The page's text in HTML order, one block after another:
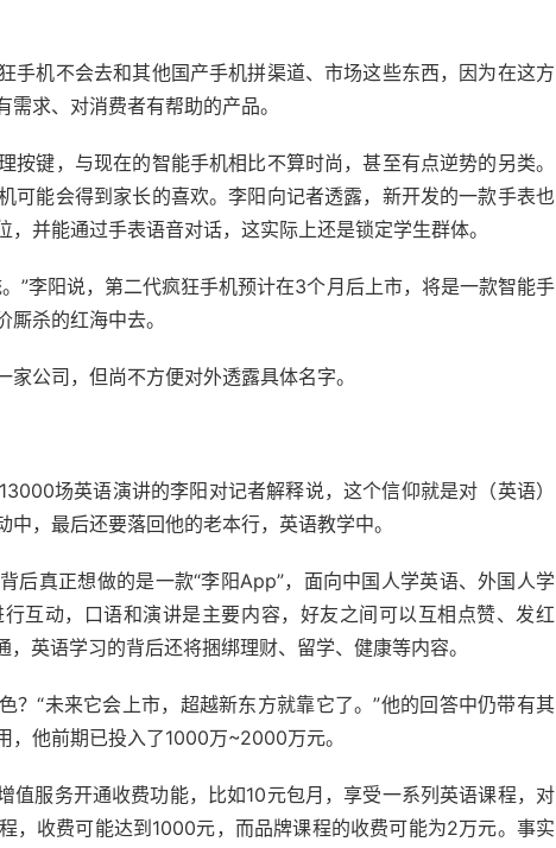
手机不会去和其他国产手机拼渠道、市场这些东西，因为在这方
求、对消费者有帮助的产品。
按键，与现在的智能手机相比不算时尚，甚至有点逆势的另类。
可能会得到家长的喜欢。李阳向记者透露，新开发的一款手表也
并能通过手表语音对话，这实际上还是锁定学生群体。
”李阳说，第二代疯狂手机预计在3个月后上市，将是一款智能手
杀的红海中去。
公司，但尚不方便对外透露具体名字。
场英语演讲的李阳对记者解释说，这个信仰就是对（英语）
，最后还要落回他的老本行，英语教学中。
后真正想做的是一款“李阳App”，面向中国人学英语、外国人学
互动，口语和演讲是主要内容，好友之间可以互相点赞、发红
英语学习的背后还将捆绑理财、留学、健康等内容。
？“未来它会上市，超越新东方就靠它了。”他的回答中仍带有其
他前期已投入了1000万~2000万元。
值服务开通收费功能，比如10元包月，享受一系列英语课程，对
，收费可能达到1000元，而品牌课程的收费可能为2万元。事实